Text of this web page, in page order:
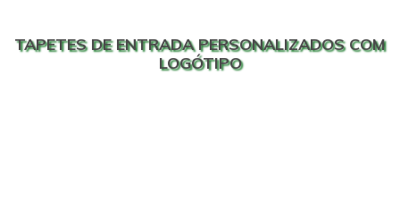
TAPETES DE ENTRADA PERSONALIZADOS COM
LOGÓTIPO